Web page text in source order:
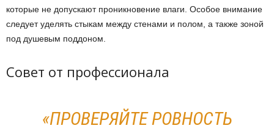
которые не допускают проникновение влаги. Особое внимание
следует уделять стыкам между стенами и полом, а также зоной
под душевым поддоном.
Совет от профессионала
«ПРОВЕРЯЙТЕ РОВНОСТЬ